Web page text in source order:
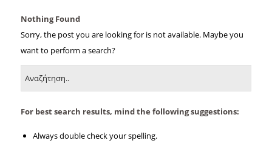
Nothing Found
Sorry, the post you are looking for is not available. Maybe you
want to perform a search?
For best search results, mind the following suggestions:
Always double check your spelling.